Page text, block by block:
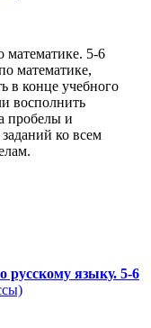
математике. 5-6
математике,
в конце учебного
восполнить
пробелы и
ко всем
русскому языку. 5-6